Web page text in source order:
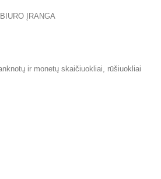
ĮRANGA
ir monetų skaičiuokliai, rūšiuokliai